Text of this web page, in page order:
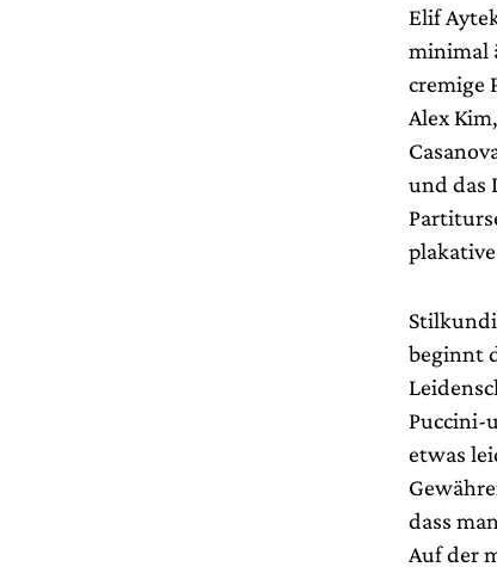
Elif
minimal
cremige
Alex
und das
beginnt
Puccini-
etwas
dass
Auf der